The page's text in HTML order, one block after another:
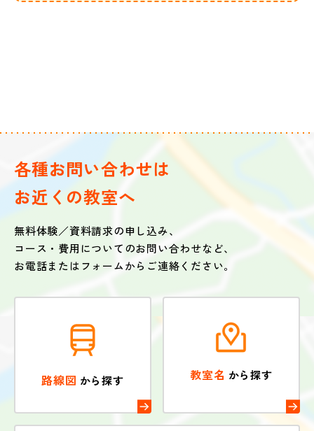
各種お問い合わせは
お近くの教室へ
無料体験／資料請求の申し込み、
コース・費用についてのお問い合わせなど、
お電話またはフォームからご連絡ください。
路線図 から探す 教室名 から探す